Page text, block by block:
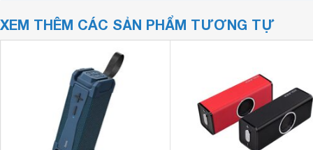
XEM THÊM CÁC SẢN PHẨM TƯƠNG TỰ